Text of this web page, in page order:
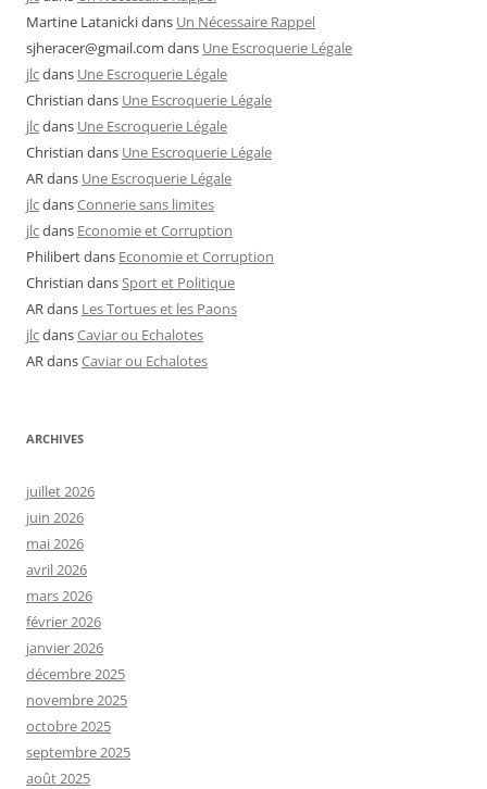
Martine Latanickidans Un Nécessaire Rappel
sjheracer@gmail.com dans Une Escroquerie Légale
jlcdans Une Escroquerie Légale
Christian dans Une Escroquerie Légale
jlcdans Une Escroquerie Légale
Christian dans Une Escroquerie Légale
ARdans Une Escroquerie Légale
jlcdansConnerie sans limites
jlcdans Economie et Corruption
Philibertdans Economie et Corruption
Christian dansSport et Politique
ARdans Les Tortues et les Paons
jlcdansCaviar ou Echalotes
ARdansCaviar ou Echalotes
ARCHIVES
juillet 2026
juin 2026
mai 2026
avril 2026
mars 2026
février 2026
janvier 2026
décembre 2025
novembre 2025
octobre 2025
septembre 2025
août 2025